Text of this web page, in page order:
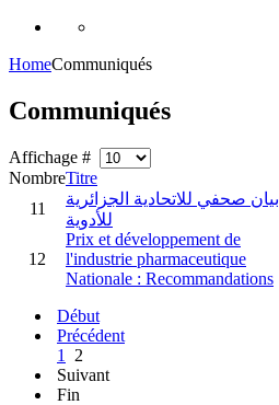
HomeCommuniqués
Communiqués
Affichage #
NombreTitre
11
بيان صحفي للاتحادية الجزائرية
للأدوية
12
Prix et développement de
l'industrie pharmaceutique
Nationale : Recommandations
Début
Précédent
1
2
Suivant
Fin